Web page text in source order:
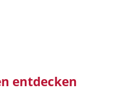
entdecken